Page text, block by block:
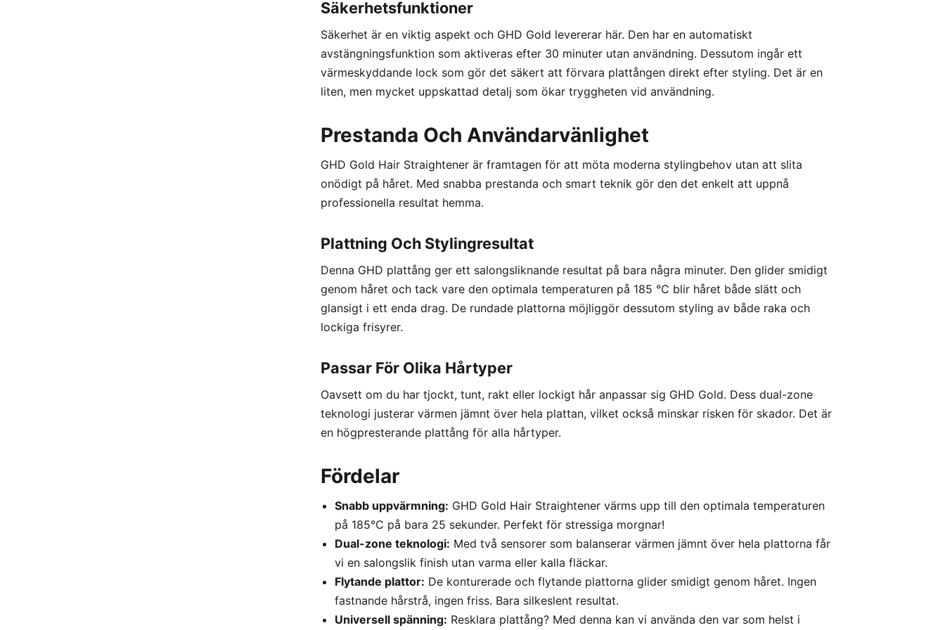
Säkerhetsfunktioner
Säkerhet är en viktig aspekt och GHD Gold levererar här. Den har en automatiskt
avstängningsfunktion som aktiveras efter 30 minuter utan användning. Dessutom ingår ett
värmeskyddande lock som gör det säkert att förvara plattången direkt efter styling. Det är en
liten, men mycket uppskattad detalj som ökar tryggheten vid användning.
Prestanda Och Användarvänlighet
GHD Gold Hair Straightener är framtagen för att möta moderna stylingbehov utan att slita
onödigt på håret. Med snabba prestanda och smart teknik gör den det enkelt att uppnå
professionella resultat hemma.
Plattning Och Stylingresultat
Denna GHD plattång ger ett salongsliknande resultat på bara några minuter. Den glider smidigt
genom håret och tack vare den optimala temperaturen på 185 °C blir håret både slätt och
glansigt i ett enda drag. De rundade plattorna möjliggör dessutom styling av både raka och
lockiga frisyrer.
Passar För Olika Hårtyper
Oavsett om du har tjockt, tunt, rakt eller lockigt hår anpassar sig GHD Gold. Dess dual-zone
teknologi justerar värmen jämnt över hela plattan, vilket också minskar risken för skador. Det är
en högpresterande plattång för alla hårtyper.
Fördelar
Snabb uppvärmning: GHD Gold Hair Straightener värms upp till den optimala temperaturen
på 185°C på bara 25 sekunder. Perfekt för stressiga morgnar!
Dual-zone teknologi: Med två sensorer som balanserar värmen jämnt över hela plattorna får
vi en salongslik finish utan varma eller kalla fläckar.
Flytande plattor: De konturerade och flytande plattorna glider smidigt genom håret. Ingen
fastnande hårstrå, ingen friss. Bara silkeslent resultat.
Universell spänning: Resklara plattång? Med denna kan vi använda den var som helst i